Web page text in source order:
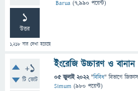
1
উত্তর
1,218 বার দেখা হয়েছে
Barua (7,990 পয়েন্ট)
+1
টি ভোট
ইংরেজি উচ্চারণ ও বানান
05 জুলাই 2022 "বিবিধ" বিভাগে
Simum (980 পয়েন্ট)